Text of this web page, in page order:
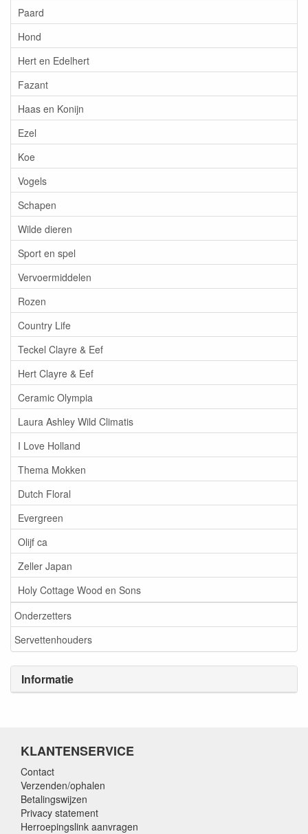
Paard
Hond
Hert en Edelhert
Fazant
Haas en Konijn
Ezel
Koe
Vogels
Schapen
Wilde dieren
Sport en spel
Vervoermiddelen
Rozen
Country Life
Teckel Clayre & Eef
Hert Clayre & Eef
Ceramic Olympia
Laura Ashley Wild Climatis
I Love Holland
Thema Mokken
Dutch Floral
Evergreen
Olijf ca
Zeller Japan
Holy Cottage Wood en Sons
Onderzetters
Servettenhouders
Informatie
KLANTENSERVICE
Contact
Verzenden/ophalen
Betalingswijzen
Privacy statement
Herroepingslink aanvragen